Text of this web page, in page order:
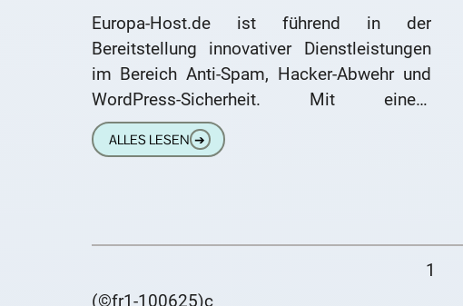
Europa-Host.de ist führend in der
Bereitstellung innovativer Dienstleistungen
im Bereich Anti-Spam, Hacker-Abwehr und
WordPress-Sicherheit. Mit einem
zukunftsorientierten Ansatz nutzt das
Unternehmen fortschrittliche Technologien
ALLES LESEN ➔
1
(©fr1-100625)c